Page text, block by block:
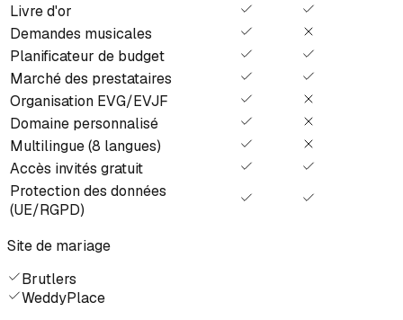
Livre d'or
Demandes musicales
Planificateur de budget
Marché des prestataires
Organisation EVG/EVJF
Domaine personnalisé
Multilingue (8 langues)
Accès invités gratuit
Protection des données
(UE/RGPD)
Site de mariage
Brutlers
WeddyPlace